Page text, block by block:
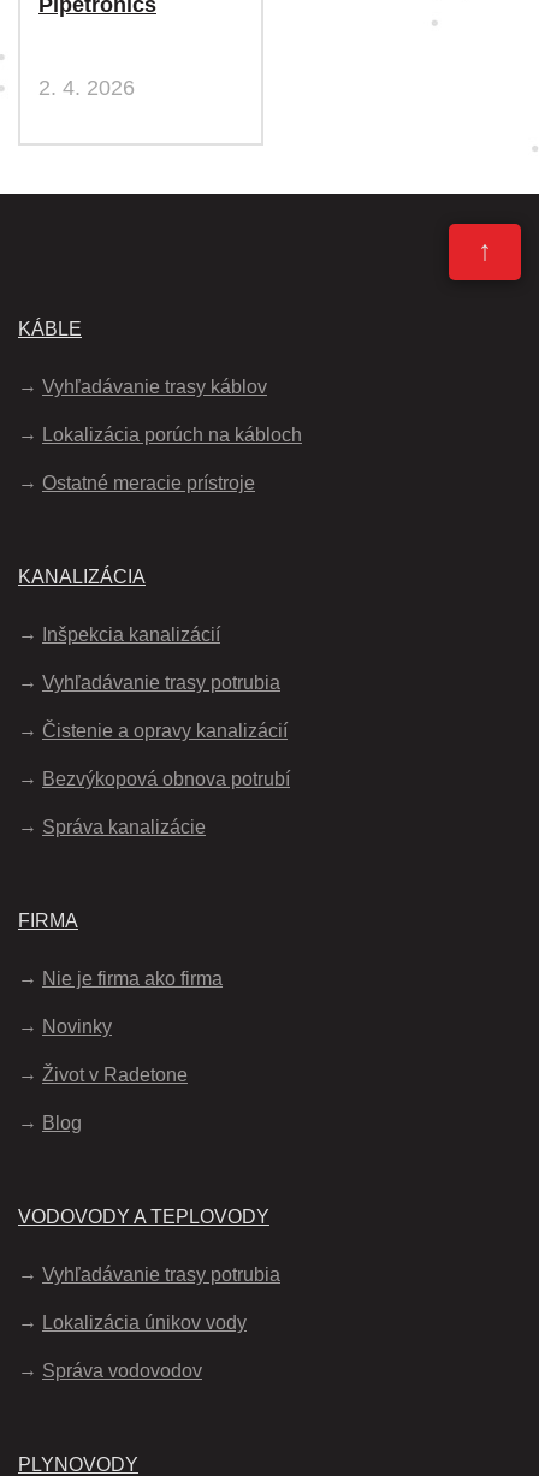
2. 4. 2026
↑
KÁBLE
Vyhľadávanie trasy káblov
Lokalizácia porúch na kábloch
Ostatné meracie prístroje
KANALIZÁCIA
Inšpekcia kanalizácií
Vyhľadávanie trasy potrubia
Čistenie a opravy kanalizácií
Bezvýkopová obnova potrubí
Správa kanalizácie
FIRMA
Nie je firma ako firma
Novinky
Život v Radetone
Blog
VODOVODY A TEPLOVODY
Vyhľadávanie trasy potrubia
Lokalizácia únikov vody
Správa vodovodov
PLYNOVODY